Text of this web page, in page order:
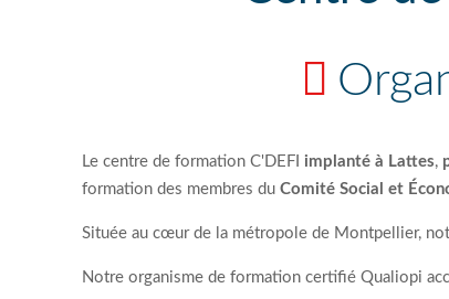
Le centre de formation C'DEFI implanté à Lattes,
formation des membres du Comité Social et
Située au cœur de la métropole de Montpellier,
Notre organisme de formation certifié Qualiopi